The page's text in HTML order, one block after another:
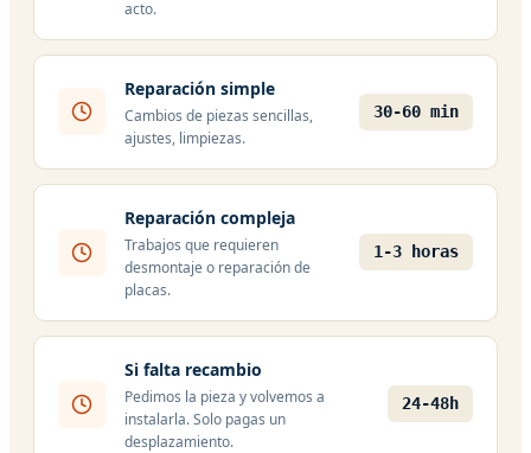
acto.
Reparación simple
Cambios de piezas sencillas,
ajustes, limpiezas.
30-60 min
Reparación compleja
Trabajos que requieren
desmontaje o reparación de
placas.
1-3 horas
Si falta recambio
Pedimos la pieza y volvemos a
instalarla. Solo pagas un
desplazamiento.
24-48h